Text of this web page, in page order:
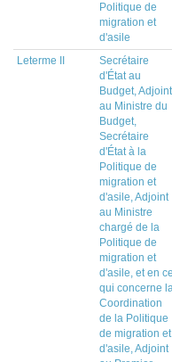
Politique de
migration et
d'asile
Leterme II
Secrétaire
d'État au
Budget, Adjoint
au Ministre du
Budget,
Secrétaire
d'État à la
Politique de
migration et
d'asile, Adjoint
au Ministre
chargé de la
Politique de
migration et
d'asile, et en ce
qui concerne
Coordination
de la Politique
de migration et
d'asile, Adjoint